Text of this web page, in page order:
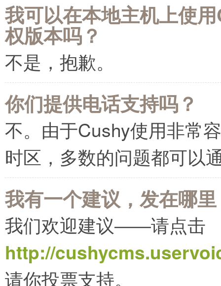
我可以在本地主机上使
权版本吗？
不是，抱歉。
你们提供电话支持吗？
不。由于Cushy使用非常
时区，多数的问题都可以
我有一个建议，发在哪
我们欢迎建议――请点击
http://
请你投票支持。